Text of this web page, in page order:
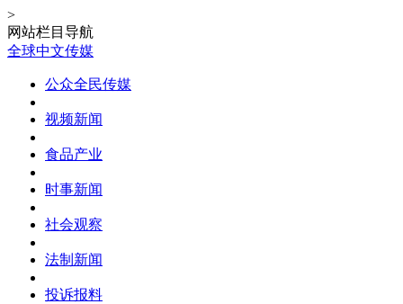
>
网站栏目导航
全球中文传媒
公众全民传媒
视频新闻
食品产业
时事新闻
社会观察
法制新闻
投诉报料